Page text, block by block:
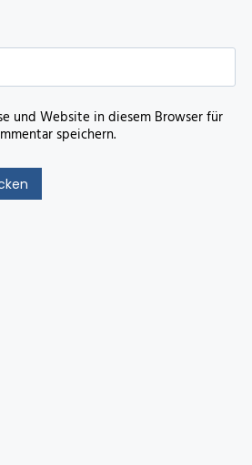
und Website in diesem Browser für
speichern.